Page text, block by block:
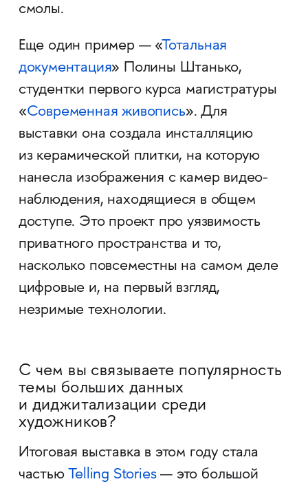
смолы.
Еще один пример — «Тотальная
документация» Полины Штанько,
студентки первого курса магистратуры
«Современная живопись». Для
выставки она создала инсталляцию
из керамической плитки, на которую
нанесла изображения с камер видео-
наблюдения, находящиеся в общем
доступе. Это проект про уязвимость
приватного пространства и то,
насколько повсеместны на самом деле
цифровые и, на первый взгляд,
незримые технологии.
С чем вы связываете популярность
темы больших данных
и диджитализации среди
художников?
Итоговая выставка в этом году стала
частьюTelling Stories— это большой